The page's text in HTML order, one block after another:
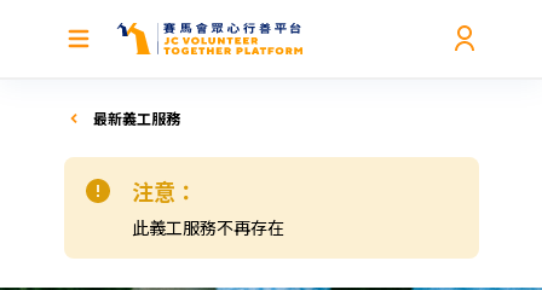
最新義工服務
注意：
此義工服務不再存在